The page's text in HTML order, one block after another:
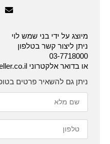
מיוצג על ידי בני שמש לוי
ניתן ליצור קשר בטלפון
03-7718000
או בדואר אלקטרוני benny@kneller.co.il
ניתן גם להשאיר פרטים